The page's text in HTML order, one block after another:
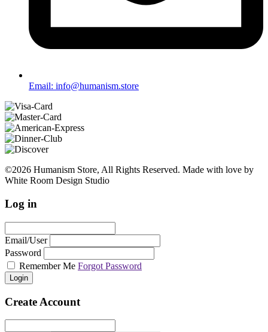
Email: info@humanism.store
©2026 Humanism Store, All Rights Reserved. Made with love by
White Room Design Studio
Log in
Email/User
Password
Remember Me Forgot Password
Login
Create Account